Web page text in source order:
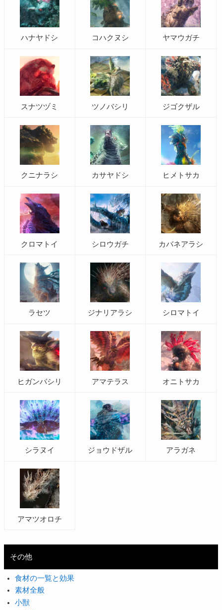
ハナヤドシ コハクヌシ ヤマウガチ
スナツヅミ ツノバシリ ジゴクザル
クニナラシ カサヤドシ ヒメトサカ
クロマトイ シロウガチ カバネアラシ
ラセツ ジナリアラシ シロマトイ
ヒガンバシリ アマテラス オニトサカ
シラヌイ ジョウドザル アラガネ
アマツオロチ
その他
食材の一覧と効果
素材全般
小獣